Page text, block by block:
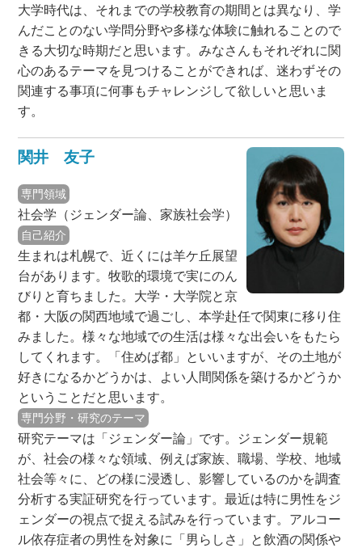
大学時代は、それまでの学校教育の期間とは異なり、学
んだことのない学問分野や多様な体験に触れることので
きる大切な時期だと思います。みなさんもそれぞれに関
心のあるテーマを見つけることができれば、迷わずその
関連する事項に何事もチャレンジして欲しいと思いま
す。
関井 友子
専門領域
社会学（ジェンダー論、家族社会学）
自己紹介
生まれは札幌で、近くには羊ケ丘展望
台があります。牧歌的環境で実にのん
びりと育ちました。大学・大学院と京
都・大阪の関西地域で過ごし、本学赴任で関東に移り住
みました。様々な地域での生活は様々な出会いをもたら
してくれます。「住めば都」といいますが、その土地が
好きになるかどうかは、よい人間関係を築けるかどうか
ということだと思います。
専門分野・研究のテーマ
研究テーマは「ジェンダー論」です。ジェンダー規範
が、社会の様々な領域、例えば家族、職場、学校、地域
社会等々に、どの様に浸透し、影響しているのかを調査
分析する実証研究を行っています。最近は特に男性をジ
ェンダーの視点で捉える試みを行っています。アルコー
ル依存症者の男性を対象に「男らしさ」と飲酒の関係や